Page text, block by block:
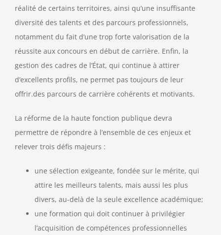
réalité de certains territoires, ainsi qu’une insuffisante
diversité des talents et des parcours professionnels,
notamment du fait d’une trop forte valorisation de la
réussite aux concours en début de carrière. Enfin, la
gestion des cadres de l’État, qui continue à attirer
d’excellents profils, ne permet pas toujours de leur
offrir.des parcours de carrière cohérents et motivants.
La réforme de la haute fonction publique devra
permettre de répondre à l’ensemble de ces enjeux et
relever trois défis majeurs :
une sélection exigeante, fondée sur le mérite, qui
attire les meilleurs talents, mais aussi les plus
divers, au-delà de la seule excellence académique;
une formation qui doit continuer à privilégier
l’acquisition de compétences professionnelles